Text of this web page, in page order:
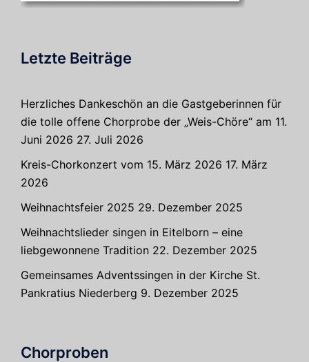
Letzte Beiträge
Herzliches Dankeschön an die Gastgeberinnen für
die tolle offene Chorprobe der „Weis-Chöre“ am 11.
Juni 2026 27. Juli 2026
Kreis-Chorkonzert vom 15. März 2026 17. März
2026
Weihnachtsfeier 2025 29. Dezember 2025
Weihnachtslieder singen in Eitelborn – eine
liebgewonnene Tradition 22. Dezember 2025
Gemeinsames Adventssingen in der Kirche St.
Pankratius Niederberg 9. Dezember 2025
Chorproben